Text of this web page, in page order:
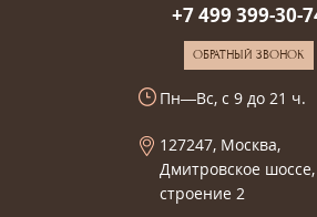
+7 499 399-30-
ОБРАТНЫЙ ЗВОНОК
Пн—Вс, с 9 до 21 ч.
127247, Москва,
Дмитровское
строение 2